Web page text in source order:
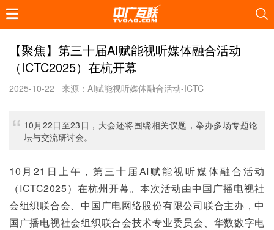
【聚焦】第三十届AI赋能视听媒体融合活动
（ICTC2025）在杭开幕
2025-10-22 来源：AI赋能视听媒体融合活动-ICTC
10月22日至23日，大会还将围绕相关议题，举办多场专题论
坛与交流研讨会。
10月21日上午，第三十届AI赋能视听媒体融合活动
（ICTC2025）在杭州开幕。本次活动由中国广播电视社
会组织联合会、中国广电网络股份有限公司联合主办，中
国广播电视社会组织联合会技术专业委员会、华数数字电